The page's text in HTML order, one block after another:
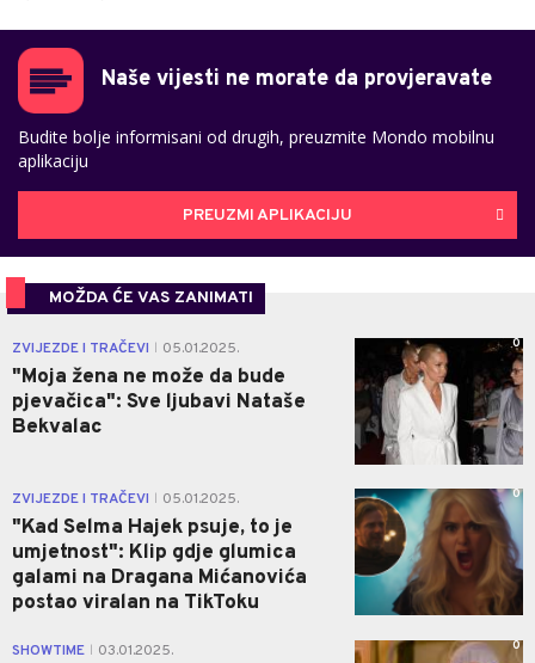
Naše vijesti ne morate da provjeravate
Budite bolje informisani od drugih, preuzmite Mondo mobilnu
aplikaciju
PREUZMI APLIKACIJU
MOŽDA ĆE VAS ZANIMATI
ZVIJEZDE I TRAČEVI 05.01.2025.
"Moja žena ne može da bude
pjevačica": Sve ljubavi Nataše
Bekvalac
0
ZVIJEZDE I TRAČEVI 05.01.2025.
"Kad Selma Hajek psuje, to je
umjetnost": Klip gdje glumica
galami na Dragana Mićanovića
postao viralan na TikToku
0
SHOWTIME 03.01.2025. 0